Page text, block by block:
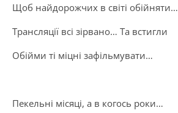
Щоб найдорожчих в світі обійняти…
Трансляції всі зірвано… Та встигли
Обійми ті міцні зафільмувати…
Пекельні місяці, а в когось роки…